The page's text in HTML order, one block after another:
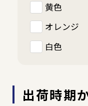
黄色
オレンジ
白色
出荷時期